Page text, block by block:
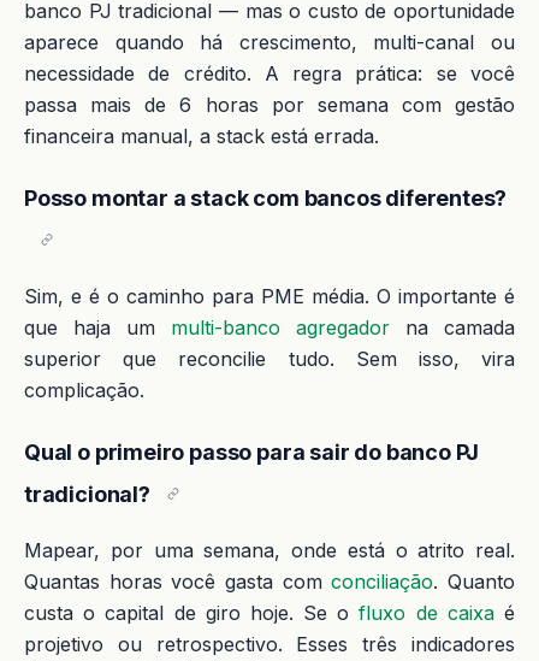
banco PJ tradicional — mas o custo de oportunidade
aparece quando há crescimento, multi-canal ou
necessidade de crédito. A regra prática: se você
passa mais de 6 horas por semana com gestão
financeira manual, a stack está errada.
Posso montar a stack com bancos diferentes?
Sim, e é o caminho para PME média. O importante é
que haja um multi-banco agregador na camada
superior que reconcilie tudo. Sem isso, vira
complicação.
Qual o primeiro passo para sair do banco PJ
tradicional?
Mapear, por uma semana, onde está o atrito real.
Quantas horas você gasta comconciliação. Quanto
custa o capital de giro hoje. Se ofluxo de caixaé
projetivo ou retrospectivo. Esses três indicadores